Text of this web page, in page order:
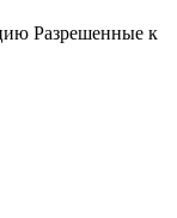
Разрешенные к